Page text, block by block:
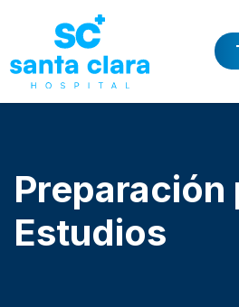
Preparación
Estudios